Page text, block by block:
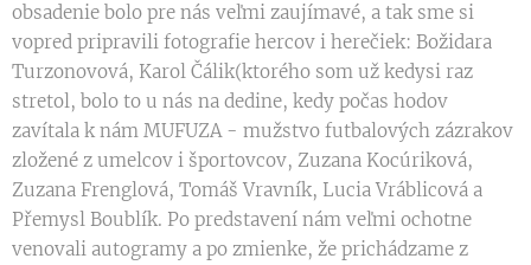
obsadenie bolo pre nás veľmi zaujímavé, a tak sme si
vopred pripravili fotografie hercov i herečiek: Božidara
Turzonovová, Karol Čálik(ktorého som už kedysi raz
stretol, bolo to u nás na dedine, kedy počas hodov
zavítala k nám MUFUZA - mužstvo futbalových zázrakov
zložené z umelcov i športovcov, Zuzana Kocúriková,
Zuzana Frenglová, Tomáš Vravník, Lucia Vráblicová a
Přemysl Boublík. Po predstavení nám veľmi ochotne
venovali autogramy a po zmienke, že prichádzame z